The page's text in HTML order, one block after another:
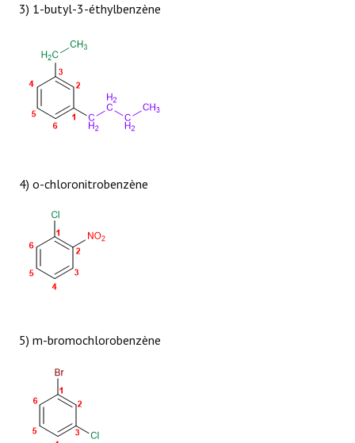
3) 1-butyl-3-éthylbenzène
4) o-chloronitrobenzène
5) m-bromochlorobenzène